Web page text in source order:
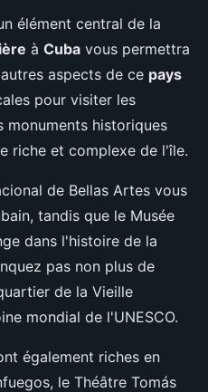
élément central de la
à Cuba vous permettra
aspects de ce pays
pour visiter les
monuments historiques
riche et complexe de l'île.
de Bellas Artes vous
tandis que le Musée
dans l'histoire de la
pas non plus de
de la Vieille
mondial de l'UNESCO.
également riches en
le Théâtre Tomás